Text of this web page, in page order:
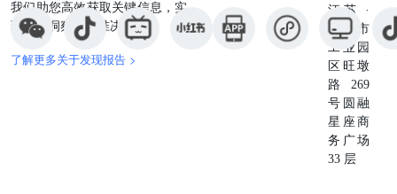
我们助您高效获取关键信息，实
现深度洞察与精准决策。
了解更多关于发现报告 >
江苏 ·
苏州市
工业园
区旺墩
路269
号圆融
星座商
务广场
33 层